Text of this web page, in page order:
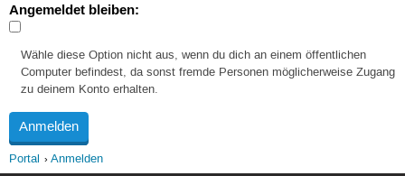
Angemeldet bleiben:
Wähle diese Option nicht aus, wenn du dich an einem öffentlichen
Computer befindest, da sonst fremde Personen möglicherweise Zugang
zu deinem Konto erhalten.
Portal Anmelden